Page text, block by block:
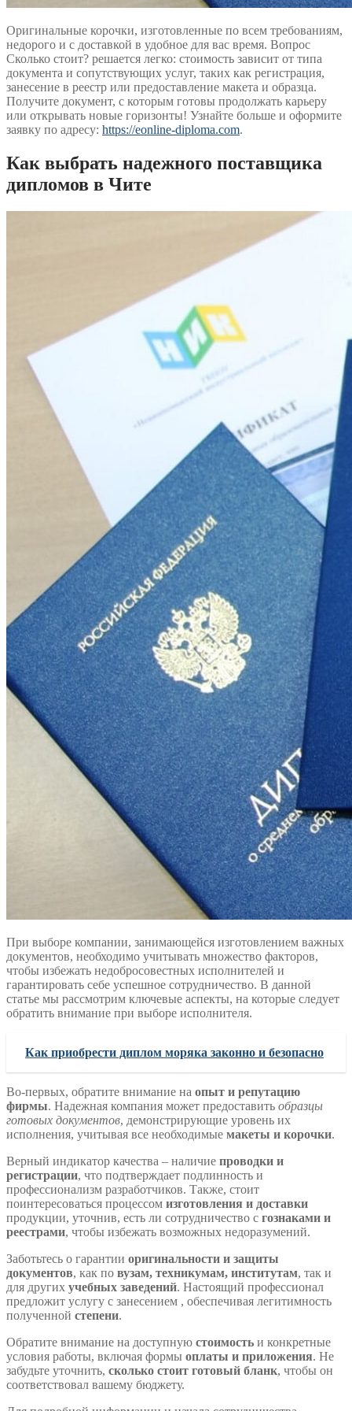
Оригинальные корочки, изготовленные по всем требованиям,
недорого и с доставкой в удобное для вас время. Вопрос
Сколько стоит? решается легко: стоимость зависит от типа
документа и сопутствующих услуг, таких как регистрация,
занесение в реестр или предоставление макета и образца.
Получите документ, с которым готовы продолжать карьеру
или открывать новые горизонты! Узнайте больше и оформите
заявку по адресу: https://eonline-diploma.com.
Как выбрать надежного поставщика
дипломов в Чите
При выборе компании, занимающейся изготовлением важных
документов, необходимо учитывать множество факторов,
чтобы избежать недобросовестных исполнителей и
гарантировать себе успешное сотрудничество. В данной
статье мы рассмотрим ключевые аспекты, на которые следует
обратить внимание при выборе исполнителя.
Как приобрести диплом моряка законно и безопасно
Во-первых, обратите внимание на опыт и репутацию
фирмы. Надежная компания может предоставить образцы
готовых документов, демонстрирующие уровень их
исполнения, учитывая все необходимые макеты и корочки.
Верный индикатор качества – наличие проводки и
регистрации, что подтверждает подлинность и
профессионализм разработчиков. Также, стоит
поинтересоваться процессом изготовления и доставки
продукции, уточнив, есть ли сотрудничество с гознаками и
реестрами, чтобы избежать возможных недоразумений.
Заботьтесь о гарантии оригинальности и защиты
документов, как по вузам, техникумам, институтам, так и
для других учебных заведений. Настоящий профессионал
предложит услугу с занесением , обеспечивая легитимность
полученной степени.
Обратите внимание на доступную стоимость и конкретные
условия работы, включая формы оплаты и приложения. Не
забудьте уточнить, сколько стоит готовый бланк, чтобы он
соответствовал вашему бюджету.